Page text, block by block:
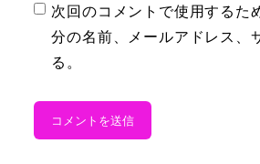
次回のコメントで使用するた
分の名前、メールアドレス、
る。